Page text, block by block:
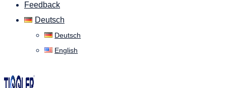
Feedback
Deutsch
Deutsch
English